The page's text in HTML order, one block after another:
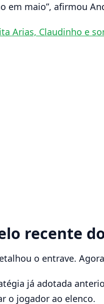
em maio”, afirmou
Arias, Claudinho e
recente
o entrave.
já adotada
o jogador ao elenco.